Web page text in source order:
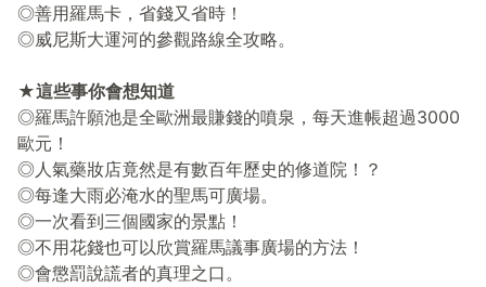
◎善用羅馬卡，省錢又省時！
◎威尼斯大運河的參觀路線全攻略。
★這些事你會想知道
◎羅馬許願池是全歐洲最賺錢的噴泉，每天進帳超過3000
歐元！
◎人氣藥妝店竟然是有數百年歷史的修道院！？
◎每逢大雨必淹水的聖馬可廣場。
◎一次看到三個國家的景點！
◎不用花錢也可以欣賞羅馬議事廣場的方法！
◎會懲罰說謊者的真理之口。